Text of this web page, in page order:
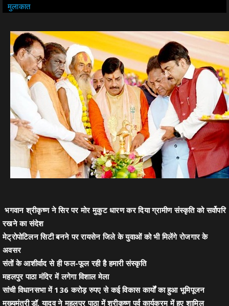
मुलाकात
भगवान श्रीकृष्ण ने सिर पर मोर मुकुट धारण कर दिया ग्रामीण संस्कृति को सर्वोपरि
रखने का संदेश
मेट्रोपोटिलन सिटी बनने पर रायसेन जिले के युवाओं को भी मिलेंगे रोजगार के
अवसर
संतों के आशीर्वाद से ही फल-फूल रही है हमारी संस्कृति
महलपुर पाठा मंदिर में लगेगा विशाल मेला
सांची विधानसभा में 136 करोड़ रुपए से कई विकास कार्यों का हुआ भूमिपूजन
मुख्यमंत्री डॉ. यादव ने महलपुर पाठा में श्रीकृष्ण पर्व कार्यक्रम में हुए शामिल